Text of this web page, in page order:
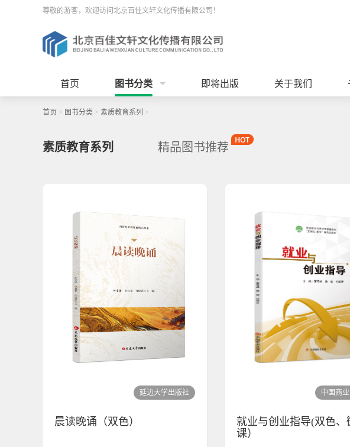
尊敬的游客，欢迎访问北京百佳文轩文化传播有限公司！
首页 图书分类 即将出版 关于我们
首页 > 图书分类 > 素质教育系列 >
素质教育系列 精品图书推荐
延边大学出版社
晨读晚诵（双色）
中国商
就业与创业指导(双色、
课）